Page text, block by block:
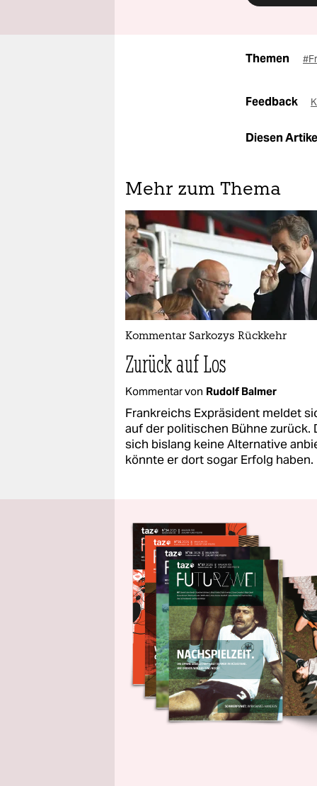
Themen
Feedback
Diesen
Mehr zum Thema
Kommentar Sarkozys Rückkehr
Zurück auf Los
Kommentar von Rudolf Balmer
Frankreichs Expräsident meldet
auf der politischen Bühne zurück.
sich bislang keine Alternative
könnte er dort sogar Erfolg haben.